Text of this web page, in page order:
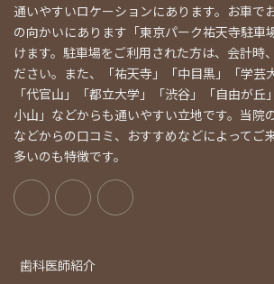
通いやすいロケーションにあります。お車で
の向かいにあります「東京パーク祐天寺駐車
けます。駐車場をご利用された方は、会計時
ださい。また、「祐天寺」「中目黒」「学芸
「代官山」「都立大学」「渋谷」「自由が丘
小山」などからも通いやすい立地です。当院
などからの口コミ、おすすめなどによってご
多いのも特徴です。
歯科医師紹介